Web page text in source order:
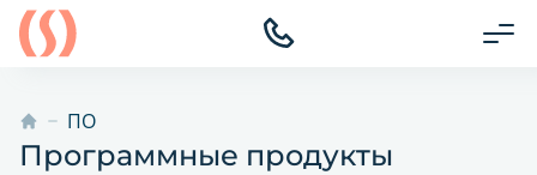
ПО
Программные продукты